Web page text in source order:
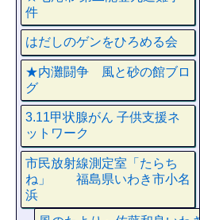
件
はだしのゲンをひろめる会
★内灘闘争 風と砂の館ブロ
グ
3.11甲状腺がん 子供支援ネ
ットワーク
市民放射線測定室「たらち
ね」 福島県いわき市小名
浜